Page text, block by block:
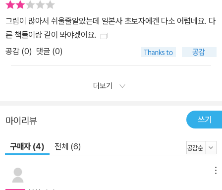
그림이 많아서 쉬울줄알았는데 일본사 초보자에겐 다소 어렵네요. 다
른 책들이랑 같이 봐야겠어요.
공감 (0) 댓글 (0)
더보기
마이리뷰 쓰기
구매자 (4) 전체 (6)